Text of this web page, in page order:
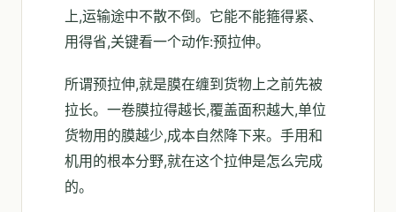
上,运输途中不散不倒。它能不能箍得紧、
用得省,关键看一个动作:预拉伸。
所谓预拉伸,就是膜在缠到货物上之前先被
拉长。一卷膜拉得越长,覆盖面积越大,单位
货物用的膜越少,成本自然降下来。手用和
机用的根本分野,就在这个拉伸是怎么完成
的。